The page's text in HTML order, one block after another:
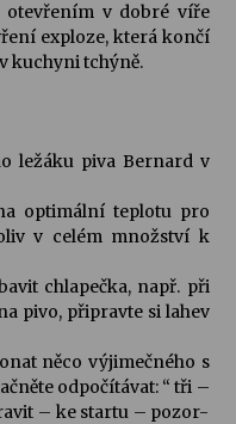
Humpolec. V Želivě ožije
Novenka v Klášteře
otevřením v dobré víře
exploze, která končí
kuchyni tchýně.
ležáku piva Bernard v
optimální teplotu pro
v celém množství k
chlapečka, např. při
pivo, připravte si lahev
něco výjimečného s
odpočítávat: “ tři –
– ke startu – pozor-